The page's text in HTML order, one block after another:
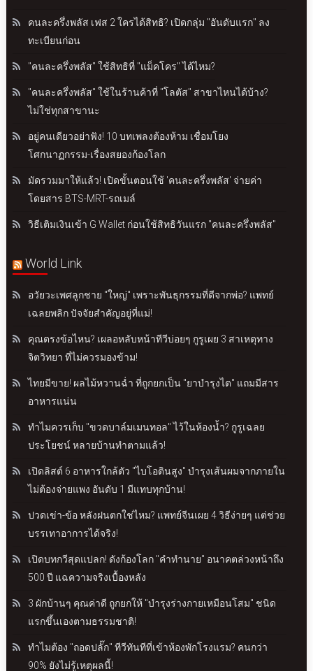
คนละครึ่งพลัส เฟส 2 ใครได้สิทธิ? เปิดกลุ่ม "อันดับแรก" ลง
ทะเบียนก่อน
"คนละครึ่งพลัส" ใช้สิทธิที่ "แม็คโคร" ได้ไหม?
"คนละครึ่งพลัส" ใช้ในร้านค้าที่ "โลตัส" สาขาไหนได้บ้าง?
ไม่ใช่ทุกสาขานะ
อยู่คนเดียวอย่าฟัง! 10 บทเพลงต้องห้าม เชื่อมโยง
โศกนาฏกรรม-เรื่องสยองก้องโลก
มัดรวมมาให้แล้ว! เปิดขั้นตอนใช้ 'คนละครึ่งพลัส' จ่ายค่า
โดยสาร BTS-MRT-รถเมล์
วิธีเติมเงินเข้า G Wallet ก่อนใช้สิทธิวันแรก "คนละครึ่งพลัส"
World Link
อวัยวะเพศลูกชาย "ใหญ่" เพราะพันธุกรรมที่ดีจากพ่อ? แพทย์
เฉลยพลิก ปัจจัยสำคัญอยู่ที่แม่!
คุณตรงข้อไหน? เผลอหลับหน้าทีวีบ่อยๆ กูรูเผย 3 สาเหตุทาง
จิตวิทยา ที่ไม่ควรมองข้าม!
ไทยมีขาย! ผลไม้หวานฉ่ำ ที่ถูกยกเป็น "ยาบำรุงไต" แถมมีสาร
อาหารแน่น
ทำไมควรเก็บ "ขวดบาล์มเมนทอล" ไว้ในห้องน้ำ? กูรูเฉลย
ประโยชน์ หลายบ้านทำตามแล้ว!
เปิดลิสต์ 6 อาหารใกล้ตัว "ไบโอตินสูง" บำรุงเส้นผมจากภายใน
ไม่ต้องจ่ายแพง อันดับ 1 มีแทบทุกบ้าน!
ปวดเข่า-ข้อ หลังฝนตกใช่ไหม? แพทย์จีนเผย 4 วิธีง่ายๆ แต่ช่วย
บรรเทาอาการได้จริง!
เปิดบทกวีสุดแปลก! ดังก้องโลก "คำทำนาย" อนาคตล่วงหน้าถึง
500 ปี แฉความจริงเบื้องหลัง
3 ผักบ้านๆ คุณค่าดี ถูกยกให้ "บำรุงร่างกายเหมือนโสม" ชนิด
แรกขึ้นเองตามธรรมชาติ!
ทำไมต้อง "ถอดปลั๊ก" ทีวีทันทีที่เข้าห้องพักโรงแรม? คนกว่า
90% ยังไม่รู้เหตุผลนี้!